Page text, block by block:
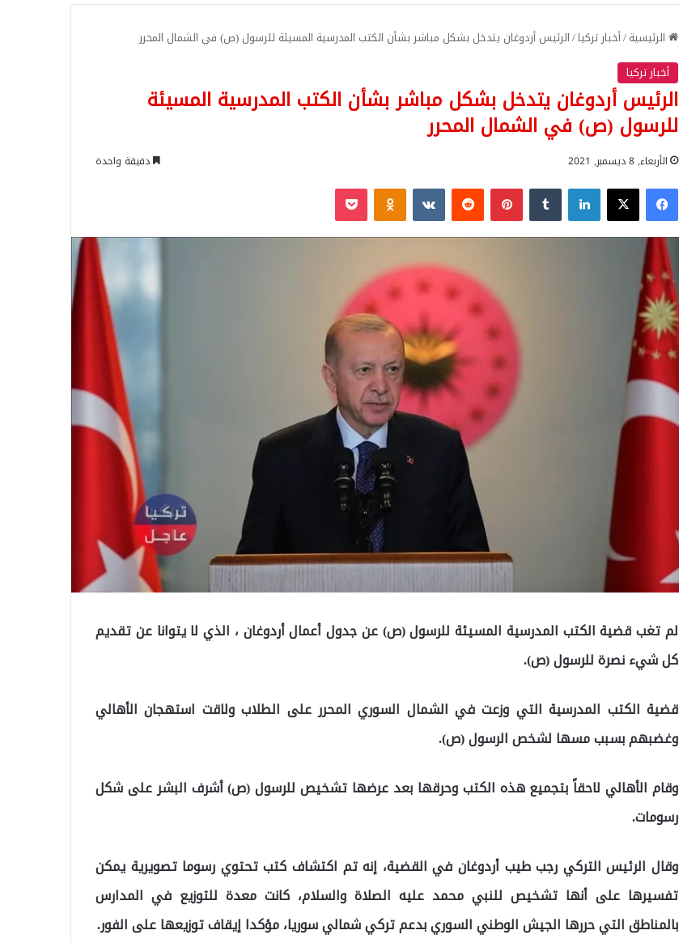
الرئيسية/أخبار تركيا/الرئيس أردوغان يتدخل بشكل مباشر بشأن الكتب المدرسية المسيئة للرسول (ص) في الشمال المحرر
أخبار تركيا
الرئيس أردوغان يتدخل بشكل مباشر بشأن الكتب المدرسية المسيئة
للرسول (ص) في الشمال المحرر
الأربعاء, 8 ديسمبر, 2021 دقيقة واحدة
فيسبوك‫X لينكدإن بينتيريست Odnoklassniki
‫Pocket
لم تغب قضية الكتب المدرسية المسيئة للرسول (ص) عن جدول أعمال أردوغان ، الذي لا يتوانا عن تقديم
كل شيء نصرة للرسول (ص).
قضية الكتب المدرسية التي وزعت في الشمال السوري المحرر على الطلاب ولاقت استهجان الأهالي
وغضبهم بسبب مسها لشخص الرسول (ص).
وقام الأهالي لاحقاً بتجميع هذه الكتب وحرقها بعد عرضها تشخيص للرسول (ص) أشرف البشر على شكل
رسومات.
وقال الرئيس التركي رجب طيب أردوغان في القضية، إنه تم اكتشاف كتب تحتوي رسوما تصويرية يمكن
تفسيرها على أنها تشخيص للنبي محمد عليه الصلاة والسلام، كانت معدة للتوزيع في المدارس
بالمناطق التي حررها الجيش الوطني السوري بدعم تركي شمالي سوريا، مؤكدا إيقاف توزيعها على الفور.